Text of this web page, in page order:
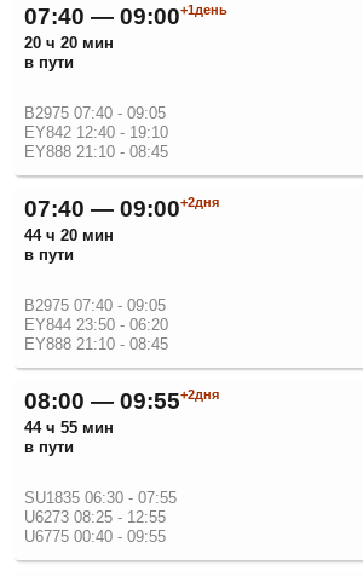
07:40 — 09:00+1день
20 ч 20 мин
в пути
B2975 07:40 - 09:05
EY842 12:40 - 19:10
EY888 21:10 - 08:45
07:40 — 09:00+2дня
44 ч 20 мин
в пути
B2975 07:40 - 09:05
EY844 23:50 - 06:20
EY888 21:10 - 08:45
08:00 — 09:55+2дня
44 ч 55 мин
в пути
SU1835 06:30 - 07:55
U6273 08:25 - 12:55
U6775 00:40 - 09:55